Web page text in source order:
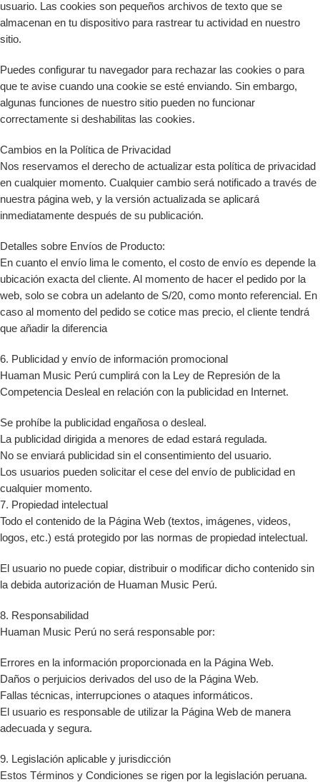
usuario. Las cookies son pequeños archivos de texto que se
almacenan en tu dispositivo para rastrear tu actividad en nuestro
sitio.
Puedes configurar tu navegador para rechazar las cookies o para
que te avise cuando una cookie se esté enviando. Sin embargo,
algunas funciones de nuestro sitio pueden no funcionar
correctamente si deshabilitas las cookies.
Cambios en la Política de Privacidad
Nos reservamos el derecho de actualizar esta política de privacidad
en cualquier momento. Cualquier cambio será notificado a través de
nuestra página web, y la versión actualizada se aplicará
inmediatamente después de su publicación.
Detalles sobre Envíos de Producto:
En cuanto el envío lima le comento, el costo de envío es depende la
ubicación exacta del cliente. Al momento de hacer el pedido por la
web, solo se cobra un adelanto de S/20, como monto referencial. En
caso al momento del pedido se cotice mas precio, el cliente tendrá
que añadir la diferencia
6. Publicidad y envío de información promocional
Huaman Music Perú cumplirá con la Ley de Represión de la
Competencia Desleal en relación con la publicidad en Internet.
Se prohíbe la publicidad engañosa o desleal.
La publicidad dirigida a menores de edad estará regulada.
No se enviará publicidad sin el consentimiento del usuario.
Los usuarios pueden solicitar el cese del envío de publicidad en
cualquier momento.
7. Propiedad intelectual
Todo el contenido de la Página Web (textos, imágenes, videos,
logos, etc.) está protegido por las normas de propiedad intelectual.
El usuario no puede copiar, distribuir o modificar dicho contenido sin
la debida autorización de Huaman Music Perú.
8. Responsabilidad
Huaman Music Perú no será responsable por:
Errores en la información proporcionada en la Página Web.
Daños o perjuicios derivados del uso de la Página Web.
Fallas técnicas, interrupciones o ataques informáticos.
El usuario es responsable de utilizar la Página Web de manera
adecuada y segura.
9. Legislación aplicable y jurisdicción
Estos Términos y Condiciones se rigen por la legislación peruana.